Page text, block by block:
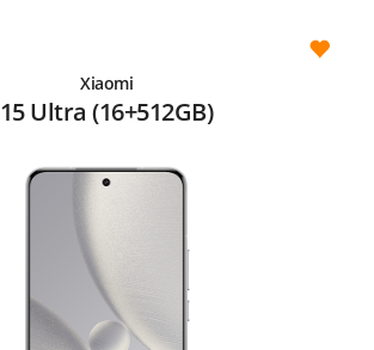
Xiaomi
15 Ultra (16+512GB)